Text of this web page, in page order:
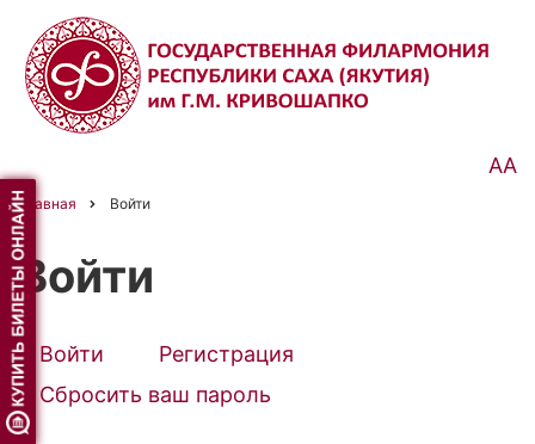
Перейти
основному
содержанию
АА
Строка
навигации
Главная Войти
Войти
Primary
tabs
Войти (активная
вкладка)
Регистрация
Сбросить ваш пароль